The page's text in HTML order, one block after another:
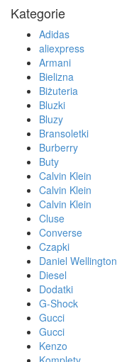
Kategorie
Adidas
aliexpress
Armani
Bielizna
Biżuteria
Bluzki
Bluzy
Bransoletki
Burberry
Buty
Calvin Klein
Calvin Klein
Calvin Klein
Cluse
Converse
Czapki
Daniel Wellington
Diesel
Dodatki
G-Shock
Gucci
Gucci
Kenzo